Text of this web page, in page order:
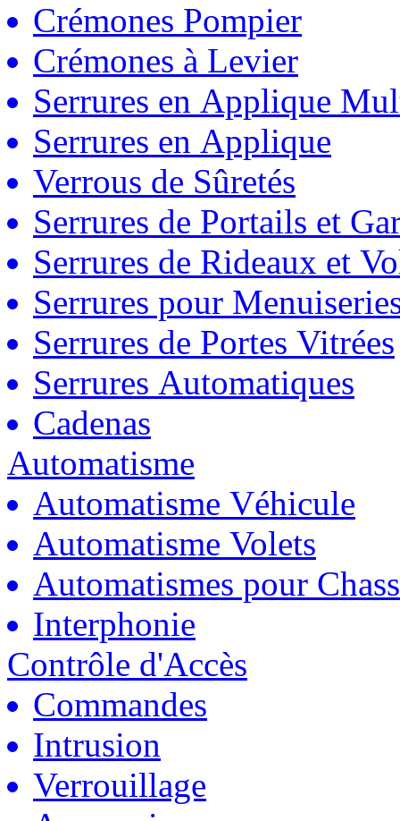
Crémones Pompier
Crémones à Levier
Serrures en Applique
Serrures en Applique
Verrous de Sûretés
Serrures de Portails et
Serrures de Rideaux et
Serrures pour
Serrures de Portes Vitrées
Serrures Automatiques
Cadenas
Automatisme
Automatisme Véhicule
Automatisme Volets
Automatismes pour
Interphonie
Contrôle d'Accès
Commandes
Intrusion
Verrouillage